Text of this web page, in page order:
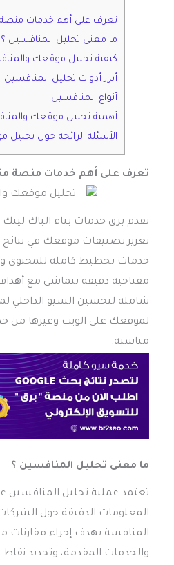
تعرف على أهم خدمات
ما معنى تحليل المنافسين ؟
كيفية تحليل موقعك
أبرز أدوات تحليل المنافسين
أنواع المنافسين
أهمية تحليل موقعك
الأسئلة الرائجة حول
تعرف على أهم خدمات منصة
تقدم برق خدمات بناء الباك
تعزيز تصنيفات موقعك في
خدمات تخطيط كاملة للمحتوى
مفتاحية دقيقة تتماشى مع
شاملة لتحسين السيو
لموقعك على الويب وغيرها من
مناسبة.
ما معنى تحليل المنافسين ؟
تعتمد عملية تحليل المنافسين
المعلومات الدقيقة حول
المنافسة بهدف إجراء مقارنات
والخدمات المقدمة، وتحديد